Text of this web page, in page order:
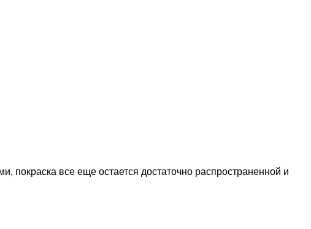
все еще остается достаточно распространенной и